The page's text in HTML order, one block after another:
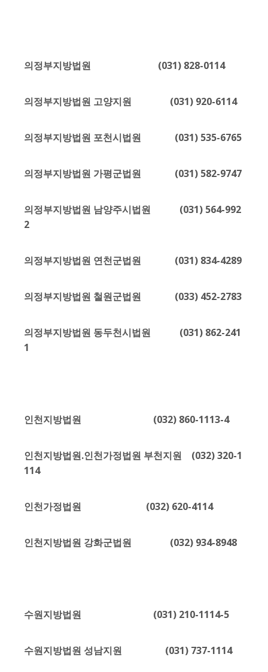
의정부지방법원 (031) 828-0114
의정부지방법원 고양지원 (031) 920-6114
의정부지방법원 포천시법원 (031) 535-6765
의정부지방법원 가평군법원 (031) 582-9747
의정부지방법원 남양주시법원 (031) 564-992
2
의정부지방법원 연천군법원 (031) 834-4289
의정부지방법원 철원군법원 (033) 452-2783
의정부지방법원 동두천시법원 (031) 862-241
1
인천지방법원 (032) 860-1113-4
인천지방법원.인천가정법원 부천지원 (032) 320-1
114
인천가정법원 (032) 620-4114
인천지방법원 강화군법원 (032) 934-8948
수원지방법원 (031) 210-1114-5
수원지방법원 성남지원 (031) 737-1114